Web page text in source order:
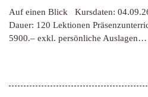
Auf einen Blick Kursdaten:
Dauer: 120 Lektionen
5900.– exkl. persönliche Auslagen…